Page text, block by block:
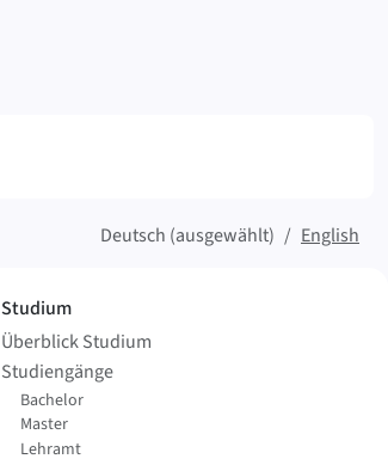
Deutsch (ausgewählt)
English
Studium
Überblick Studium
Studiengänge
Bachelor
Master
Lehramt